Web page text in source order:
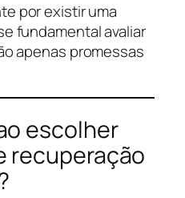
por existir uma
fundamental avaliar
apenas promessas
escolher
recuperação